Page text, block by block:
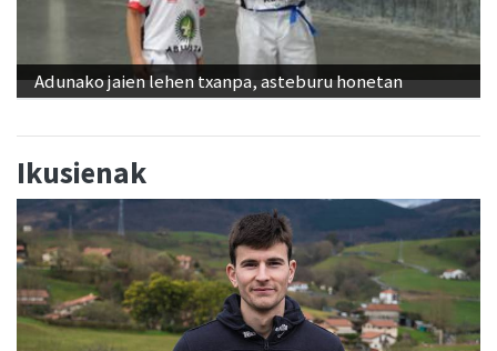
Adunako jaien lehen txanpa, asteburu honetan
Ikusienak